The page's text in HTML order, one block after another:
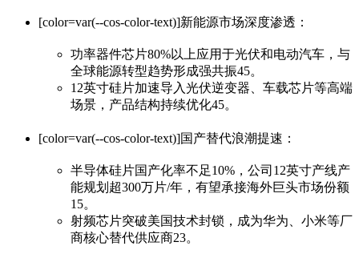
[color=var(--cos-color-text)]‌新能源市场深度渗透‌：
功率器件芯片80%以上应用于光伏和电动汽车，与
全球能源转型趋势形成强共振‌45。
12英寸硅片加速导入光伏逆变器、车载芯片等高端
场景，产品结构持续优化‌45。
[color=var(--cos-color-text)]‌国产替代浪潮提速‌：
半导体硅片国产化率不足10%，公司12英寸产线产
能规划超300万片/年，有望承接海外巨头市场份额‌
15。
射频芯片突破美国技术封锁，成为华为、小米等厂
商核心替代供应商‌23。